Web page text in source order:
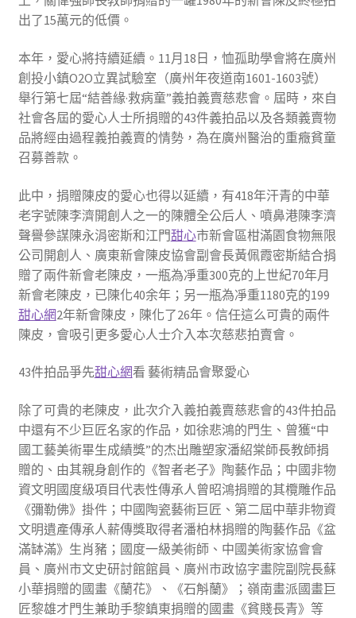
出了15萬元的低價。
本年，愛心將持續延續。11月18日，恤孤助學會將在廣州
創投小鎮O2O立異試驗室（廣州年夜道南1601-1603號）
舉行第七屆“結善緣·救病童”義拍義賣慈悲會。屆時，來自
社會各屆的愛心人士所捐贈的43件義拍品以及各類義賣物
品將經由過程義拍義賣的情勢，為在廣州醫治的重癥貧童
召募善款。
此中，捐贈陳皮的愛心也得以延續，有418年汗青的中華
老字號陳李濟開創人之一的陳體全公后人、噴鼻港陳李濟
聲譽參謀陳永涓密斯和江門甜心市新會區柑滿園食物無限
公司開創人、廣東新會陳皮協會副會長黃佩霞密斯結合捐
贈了兩件新會老陳皮，一瓶為凈重300克的上世紀70年月
新會老陳皮，已陳化40余年；另一瓶為凈重1180克的199
甜心網2年新會陳皮，陳化了26年。信任這么可貴的兩件
陳皮，會吸引更多愛心人士介入本次慈悲拍賣會。
43件拍品爭先甜心網看 藝術精品會聚愛心
除了可貴的老陳皮，此次介入義拍義賣慈悲會的43件拍品
中還有不少巨匠名家的作品，如徐悲鴻的門生、曾獲“中
國工藝美術畢生成績獎”的杰出雕塑家潘紹棠師長教師捐
贈的、由其親身創作的《智者老子》陶藝作品；中國非物
資文明國度級項目代表性傳承人曾昭鴻捐贈的其欖雕作品
《彌勒佛》掛件；中國陶瓷藝術巨匠、第二屆中華非物資
文明遺產傳承人薪傳獎取得者潘柏林捐贈的陶藝作品《盆
滿缽滿》生肖豬；國度一級美術師、中國美術家協會會
員、廣州市文史研討館館員、廣州市政協字畫院副院長蘇
小華捐贈的國畫《蘭花》、《石斛蘭》；嶺南畫派國畫巨
匠黎雄才門生兼助手黎鎮東捐贈的國畫《貧賤長青》等